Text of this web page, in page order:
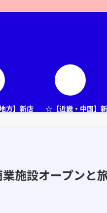
方】新店 ☆【近畿・中国】
施設オープンと